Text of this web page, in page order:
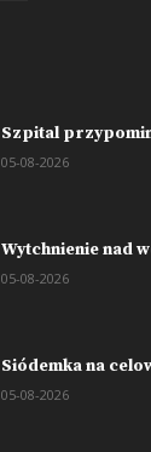
Szpital
05-08-2026
Wytchnienie nad
05-08-2026
Siódemka na
05-08-2026